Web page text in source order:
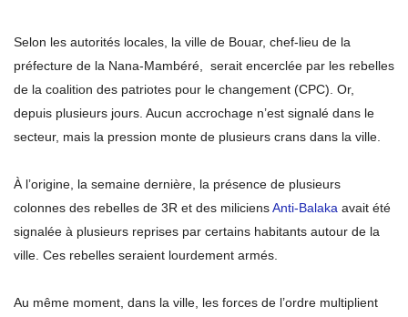
Selon les autorités locales, la ville de Bouar, chef-lieu de la
préfecture de la Nana-Mambéré, serait encerclée par les rebelles
de la coalition des patriotes pour le changement (CPC). Or,
depuis plusieurs jours. Aucun accrochage n’est signalé dans le
secteur, mais la pression monte de plusieurs crans dans la ville.
À l’origine, la semaine dernière, la présence de plusieurs
colonnes des rebelles de 3R et des miliciensAnti-Balaka avait été
signalée à plusieurs reprises par certains habitants autour de la
ville. Ces rebelles seraient lourdement armés.
Au même moment, dans la ville, les forces de l’ordre multiplient